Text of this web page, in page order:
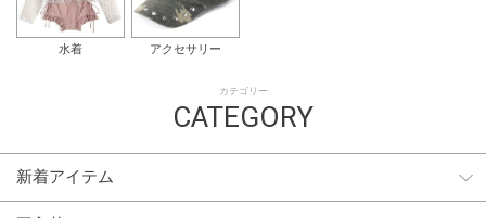
水着 アクセサリー
カテゴリー
CATEGORY
新着アイテム